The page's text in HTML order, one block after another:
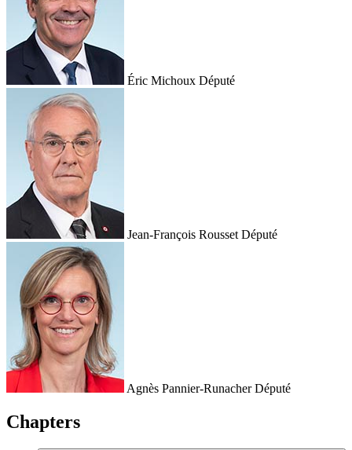
Éric Michoux Député
Jean-François Rousset Député
Agnès Pannier-Runacher Député
Chapters